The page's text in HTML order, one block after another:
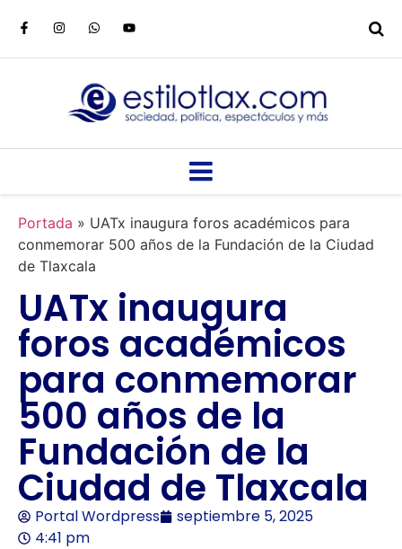
Portada » UATx inaugura foros académicos para
conmemorar 500 años de la Fundación de la Ciudad
de Tlaxcala
UATx inaugura
foros académicos
para conmemorar
500 años de la
Fundación de la
Ciudad de Tlaxcala
Portal Wordpress
septiembre 5, 2025
4:41 pm